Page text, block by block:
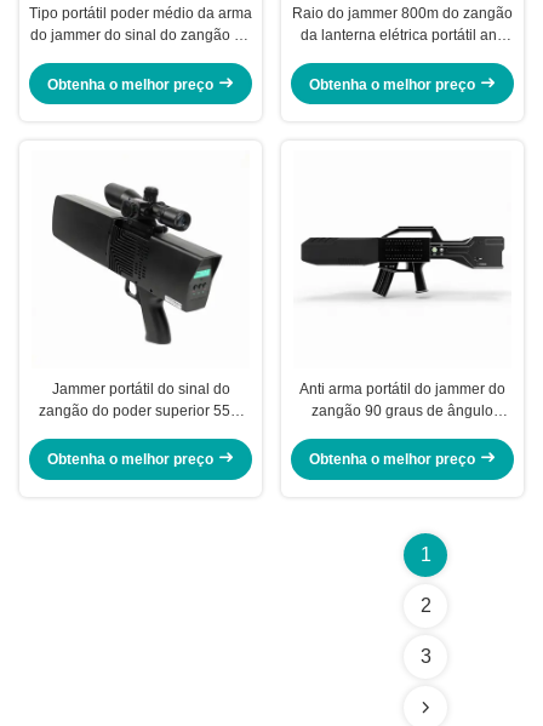
Tipo portátil poder médio da arma
do jammer do sinal do zangão da
Obtenha o melhor preço
Raio do jammer 800m do zangão
da lanterna elétrica portátil anti
GPSL1
Obtenha o melhor preço
Jammer portátil do sinal do
zangão do poder superior 55W
GPSL1 L2L5
Obtenha o melhor preço
Anti arma portátil do jammer do
zangão 90 graus de ângulo
Obtenha o melhor preço
1
2
3